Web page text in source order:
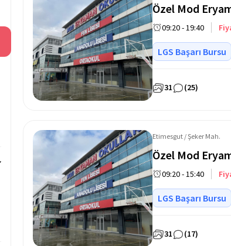
Özel Mod
09:20 - 19:40
LGS Başarı Bursu
31 (25)
Etimesgut / Şeker Mah.
Özel Mod
09:20 - 15:40
LGS Başarı Bursu
31 (17)